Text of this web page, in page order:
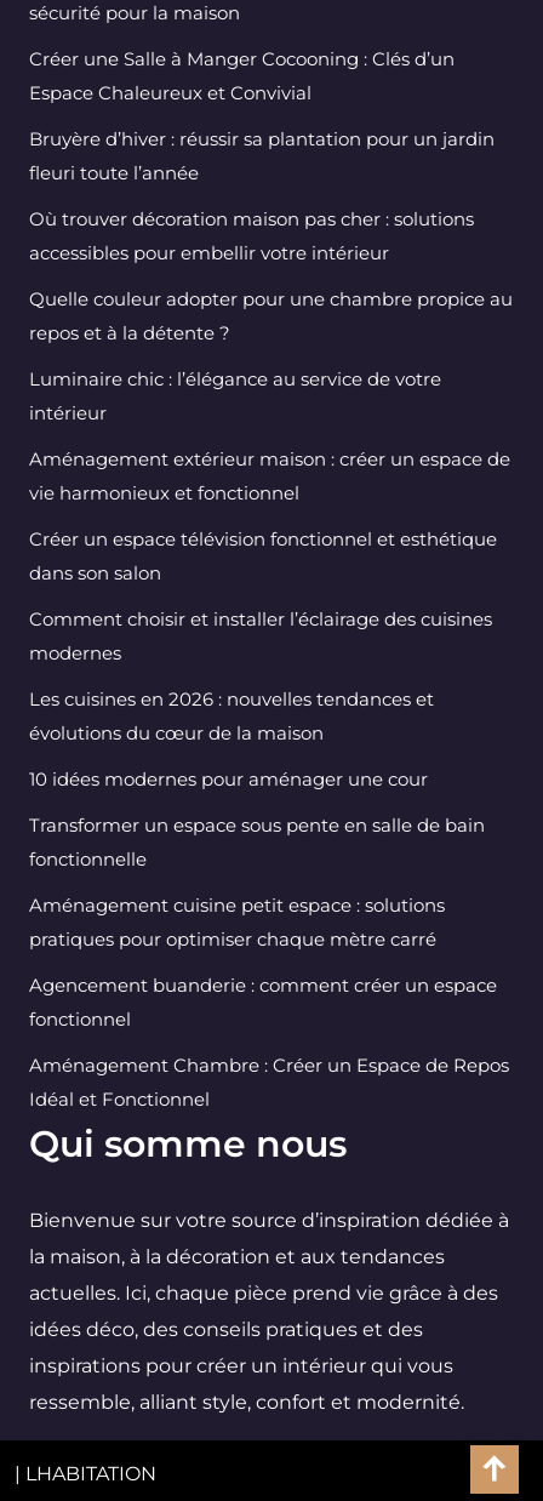
sécurité pour la maison
Créer une Salle à Manger Cocooning : Clés d’un
Espace Chaleureux et Convivial
Bruyère d’hiver : réussir sa plantation pour un jardin
fleuri toute l’année
Où trouver décoration maison pas cher : solutions
accessibles pour embellir votre intérieur
Quelle couleur adopter pour une chambre propice au
repos et à la détente ?
Luminaire chic : l’élégance au service de votre
intérieur
Aménagement extérieur maison : créer un espace de
vie harmonieux et fonctionnel
Créer un espace télévision fonctionnel et esthétique
dans son salon
Comment choisir et installer l’éclairage des cuisines
modernes
Les cuisines en 2026 : nouvelles tendances et
évolutions du cœur de la maison
10 idées modernes pour aménager une cour
Transformer un espace sous pente en salle de bain
fonctionnelle
Aménagement cuisine petit espace : solutions
pratiques pour optimiser chaque mètre carré
Agencement buanderie : comment créer un espace
fonctionnel
Aménagement Chambre : Créer un Espace de Repos
Idéal et Fonctionnel
Qui somme nous
Bienvenue sur votre source d’inspiration dédiée à
la maison, à la décoration et aux tendances
actuelles. Ici, chaque pièce prend vie grâce à des
idées déco, des conseils pratiques et des
inspirations pour créer un intérieur qui vous
ressemble, alliant style, confort et modernité.
| LHABITATION